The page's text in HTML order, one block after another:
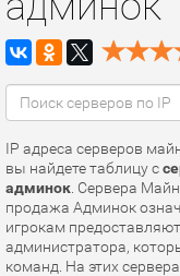
IP адреса серверов
вы найдете таблицу с
админок . Сервера
продажа Админок
игрокам
администратора,
команд. На этих